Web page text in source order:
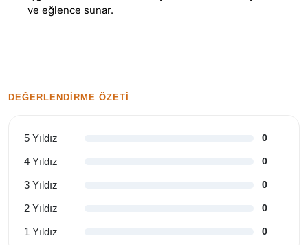
ve eğlence sunar.
DEĞERLENDIRME ÖZETI
5 Yıldız 0
4 Yıldız 0
3 Yıldız 0
2 Yıldız 0
1 Yıldız 0